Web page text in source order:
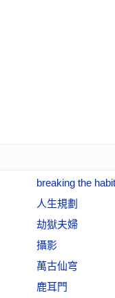
breaking the habit
人生規劃
劫獄夫婦
攝影
萬古仙穹
鹿耳門